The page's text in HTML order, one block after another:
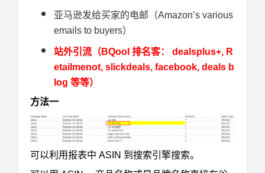
亚马逊发给买家的电邮（Amazon’s various
emails to buyers）
站外引流（BQool 排名客： dealsplus+, R
etailmenot, slickdeals, facebook, deals b
log 等等）
方法一
可以利用报表中 ASIN 到搜索引擎搜索。